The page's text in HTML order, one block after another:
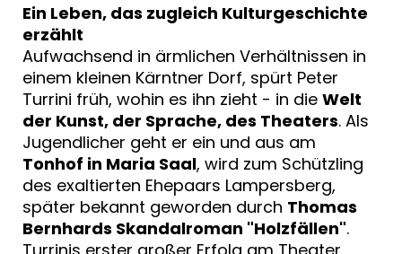
Ein Leben, das zugleich Kulturgeschichte
erzählt
Aufwachsend in ärmlichen Verhältnissen in
einem kleinen Kärntner Dorf, spürt Peter
Turrini früh, wohin es ihn zieht - in die Welt
der Kunst, der Sprache, des Theaters. Als
Jugendlicher geht er ein und aus am
Tonhof in Maria Saal, wird zum Schützling
des exaltierten Ehepaars Lampersberg,
später bekannt geworden durch Thomas
Bernhards Skandalroman "Holzfällen".